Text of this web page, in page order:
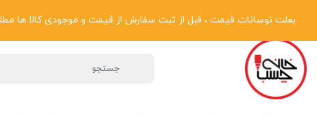
بعلت نوسانات قیمت ، قبل از ثبت سفارش از قیمت و موجودی کالا ها مطلع
پیگیری سفارشات دریافت فاکتور رسمی تماس با ما درباره ما